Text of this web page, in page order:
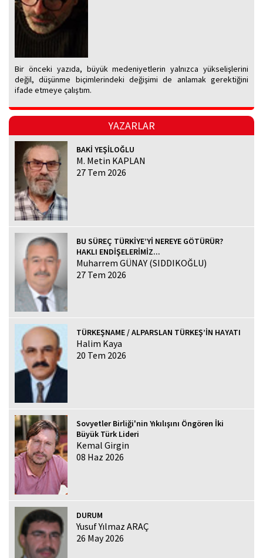
Bir önceki yazıda, büyük medeniyetlerin yalnızca yükselişlerini
değil, düşünme biçimlerindeki değişimi de anlamak gerektiğini
ifade etmeye çalıştım.
YAZARLAR
BAKİ YEŞİLOĞLU
M. Metin KAPLAN
27 Tem 2026
BU SÜREÇ TÜRKİYE’Yİ NEREYE GÖTÜRÜR?
HAKLI ENDİŞELERİMİZ...
Muharrem GÜNAY (SIDDIKOĞLU)
27 Tem 2026
TÜRKEŞNAME / ALPARSLAN TÜRKEŞ’İN HAYATI
Halim Kaya
20 Tem 2026
Sovyetler Birliği'nin Yıkılışını Öngören İki
Büyük Türk Lideri
Kemal Girgin
08 Haz 2026
DURUM
Yusuf Yılmaz ARAÇ
26 May 2026